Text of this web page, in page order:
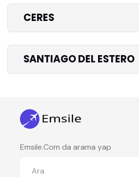
CERES
SANTIAGO DEL ESTERO
Emsile.Com da arama yap